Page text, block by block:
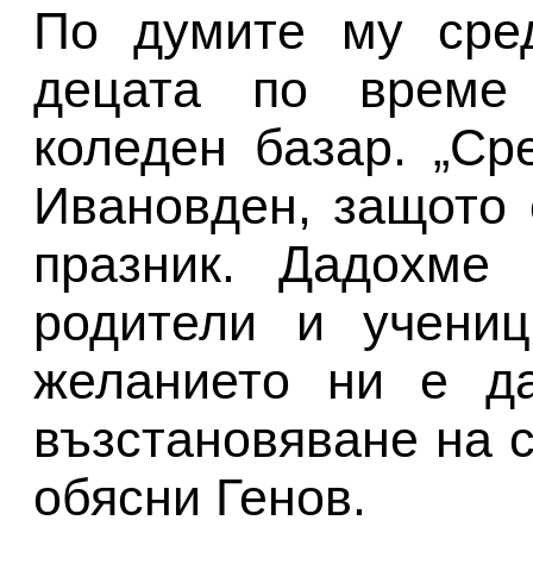
По думите му
децата по
коледен базар.
Ивановден,
празник.
родители и
желанието ни е
възстановяване на
обясни Генов.